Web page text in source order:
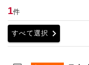
1件
すべて選択 chevron_right